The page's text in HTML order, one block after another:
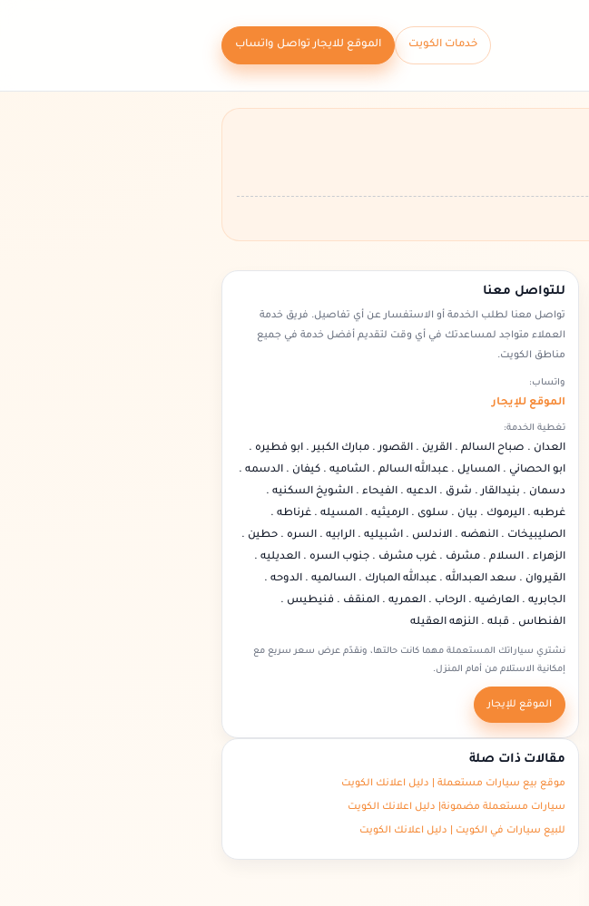
خدمات الكويت الموقع للايجار تواصل واتساب
للتواصل معنا
تواصل معنا لطلب الخدمة أو الاستفسار عن أي تفاصيل. فريق خدمة
العملاء متواجد لمساعدتك في أي وقت لتقديم أفضل خدمة في جميع
مناطق الكويت.
واتساب:
الموقع للإيجار
تغطية الخدمة:
العدان . صباح السالم . القرين . القصور . مبارك الكبير . ابو فطيره .
ابو الحصاني . المسايل . عبدالله السالم . الشاميه . كيفان . الدسمه .
دسمان . بنيدالقار . شرق . الدعيه . الفيحاء . الشويخ السكنيه .
غرطبه . اليرموك . بيان . سلوى . الرميثيه . المسيله . غرناطه .
الصليبيخات . النهضه . الاندلس . اشبيليه . الرابيه . السره . حطين .
الزهراء . السلام . مشرف . غرب مشرف . جنوب السره . العديليه .
القيروان . سعد العبدالله . عبدالله المبارك . السالميه . الدوحه .
الجابريه . العارضيه . الرحاب . العمريه . المنقف . فنيطيس .
الفنطاس . قبله . النزهه العقيله
نشتري سياراتك المستعملة مهما كانت حالتها، ونقدّم عرض سعر سريع مع
إمكانية الاستلام من أمام المنزل.
الموقع للإيجار
مقالات ذات صلة
موقع بيع سيارات مستعملة | دليل اعلانك الكويت
سيارات مستعملة مضمونة| دليل اعلانك الكويت
للبيع سيارات في الكويت | دليل اعلانك الكويت